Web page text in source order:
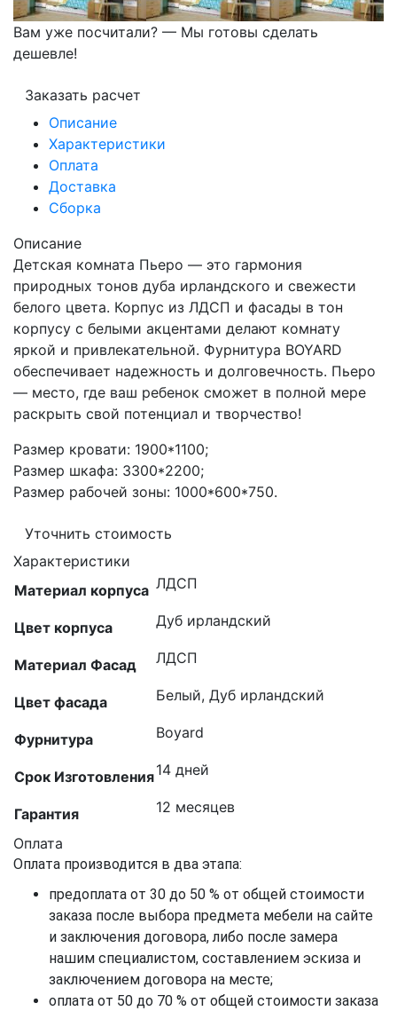
Вам уже посчитали? — Мы готовы сделать
дешевле!
Заказать расчет
Описание
Характеристики
Оплата
Доставка
Сборка
Описание
Детская комната Пьеро — это гармония
природных тонов дуба ирландского и свежести
белого цвета. Корпус из ЛДСП и фасады в тон
корпусу с белыми акцентами делают комнату
яркой и привлекательной. Фурнитура BOYARD
обеспечивает надежность и долговечность. Пьеро
— место, где ваш ребенок сможет в полной мере
раскрыть свой потенциал и творчество!
Размер кровати: 1900*1100;
Размер шкафа: 3300*2200;
Размер рабочей зоны: 1000*600*750.
Уточнить стоимость
Характеристики
Материал корпуса ЛДСП
Цвет корпуса Дуб ирландский
Материал Фасад ЛДСП
Цвет фасада Белый, Дуб ирландский
Фурнитура Boyard
Срок Изготовления14 дней
Гарантия 12 месяцев
Оплата
Оплата производится в два этапа:
предоплата от 30 до 50 % от общей стоимости
заказа после выбора предмета мебели на сайте
и заключения договора, либо после замера
нашим специалистом, составлением эскиза и
заключением договора на месте;
оплата от 50 до 70 % от общей стоимости заказа